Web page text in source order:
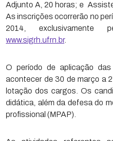
Adjunto A, 20 horas; e
As inscrições ocorrerão no
2014,
www.sigrh.ufrn.br.
O período de aplicação
acontecer de 30 de março a
lotação dos cargos. Os
didática, além da defesa do
profissional (MPAP).